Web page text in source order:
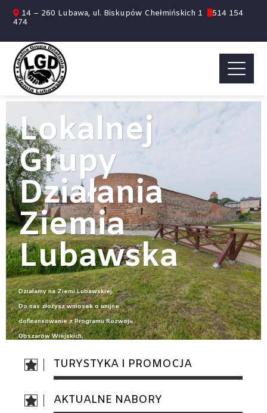
14 – 260 Lubawa, ul. Biskupów Chełmińskich 1
514 154
474
WITAMY
Lokalnej
Grupy
Działania
Ziemia
Lubawska
Działamy na Ziemi Lubawskiej.
Do nas złożysz wniosek o unijne
dofinansowanie z Programu Rozwoju
Obszarów Wiejskich.
O NASTURYSTYKA I PROMOCJA
AKTUALNE NABORY